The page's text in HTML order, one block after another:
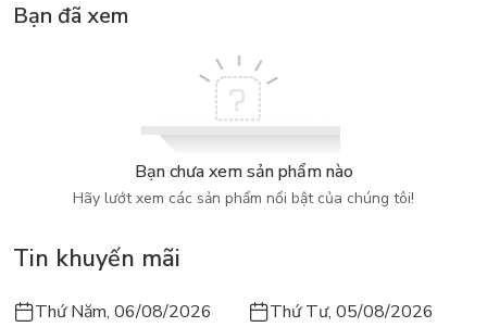
học tập của bạn như thế nào mà thôi.Rèn luyện trí nhớ không
kỳ thi (mặc dù trong quyển sách này bạn sẽ tìm thấy chính xác
các giải pháp cho điều này, thậm chí các bí kíp bạn cần ngay lúc
này cho bài kiểm tra gần kề). Để thực sự thành công, trong
suất “bộ nhớ” của mình.
Bạn đã xem
Bạn chưa xem sản phẩm nào
Hãy lướt xem các sản phẩm nổi bật của chúng tôi!
Tin khuyến mãi
Thứ Năm, 06/08/2026 Thứ Tư, 05/08/2026